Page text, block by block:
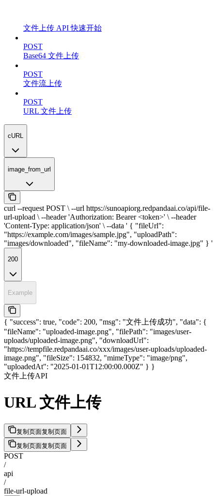
文件上传 API 快速开始
POST
Base64 文件上传
POST
文件流上传
POST
URL 文件上传
cURL
image_from_url
curl --request POST \ --url https://sunoapiorg.redpandaai.co/api/file-
url-upload \ --header 'Authorization: Bearer <token>' \ --header
'Content-Type: application/json' \ --data ' { "fileUrl":
"https://example.com/images/sample.jpg", "uploadPath":
"images/downloaded", "fileName": "my-downloaded-image.jpg" } '
200
Example
{ "success": true, "code": 200, "msg": "文件上传成功", "data": {
"fileName": "uploaded-image.png", "filePath": "images/user-
uploads/uploaded-image.png", "downloadUrl":
"https://tempfile.redpandaai.co/xxx/images/user-uploads/uploaded-
image.png", "fileSize": 154832, "mimeType": "image/png",
"uploadedAt": "2025-01-01T12:00:00.000Z" } }
文件上传API
URL 文件上传
复制页面复制页面
复制页面复制页面
POST
/
api
/
file-url-upload